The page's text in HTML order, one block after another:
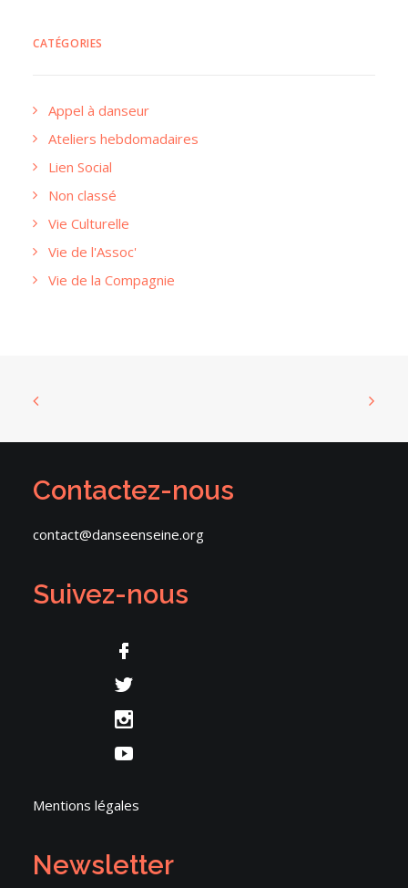
CATÉGORIES
Appel à danseur
Ateliers hebdomadaires
Lien Social
Non classé
Vie Culturelle
Vie de l'Assoc'
Vie de la Compagnie
Contactez-nous
contact@danseenseine.org
Suivez-nous
Mentions légales
Newsletter